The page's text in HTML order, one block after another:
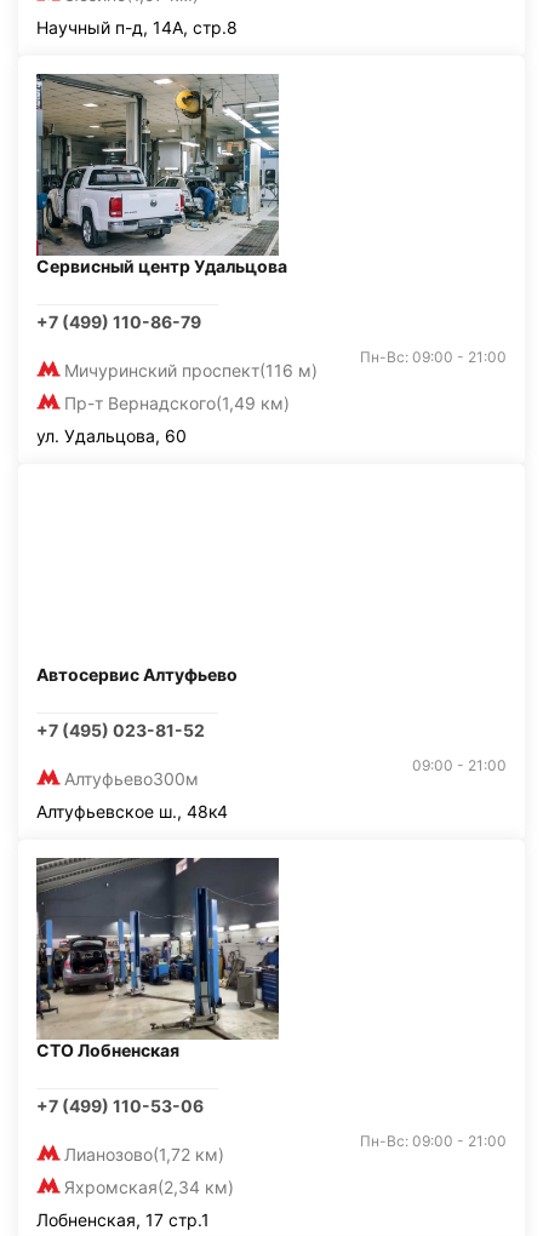
Научный п-д, 14А, стр.8
Сервисный центр Удальцова
+7 (499) 110-86-79
Мичуринский проспект(116 м)
Пр-т Вернадского(1,49 км)
Пн-Вс: 09:00 - 21:00
ул. Удальцова, 60
Автосервис Алтуфьево
+7 (495) 023-81-52
Алтуфьево300м
09:00 - 21:00
Алтуфьевское ш., 48к4
СТО Лобненская
+7 (499) 110-53-06
Лианозово(1,72 км)
Яхромская(2,34 км)
Пн-Вс: 09:00 - 21:00
Лобненская, 17 стр.1